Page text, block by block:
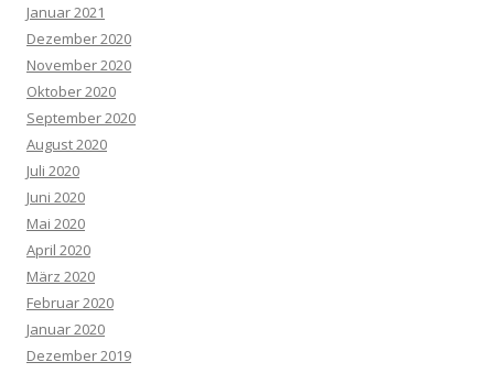
Januar 2021
Dezember 2020
November 2020
Oktober 2020
September 2020
August 2020
Juli 2020
Juni 2020
Mai 2020
April 2020
März 2020
Februar 2020
Januar 2020
Dezember 2019